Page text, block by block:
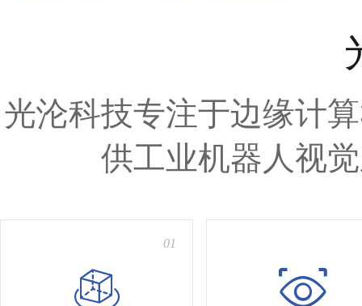
光沦科技专注于边缘计
供工业机器人视
01